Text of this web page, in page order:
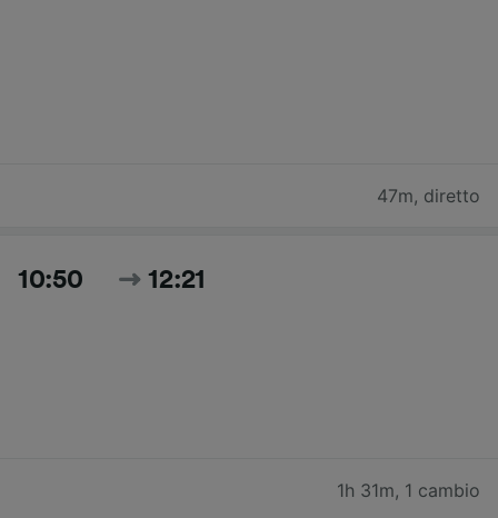
47m, diretto
10:50 12:21
1h 31m, 1 cambio